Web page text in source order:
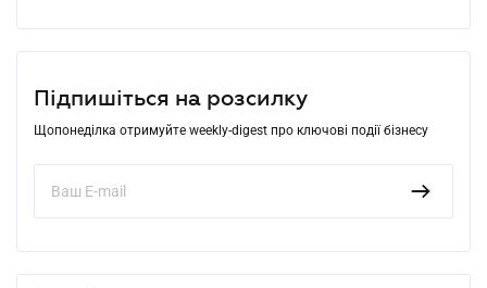
Підпишіться на розсилку
Щопонеділка отримуйте weekly-digest про ключові події бізнесу